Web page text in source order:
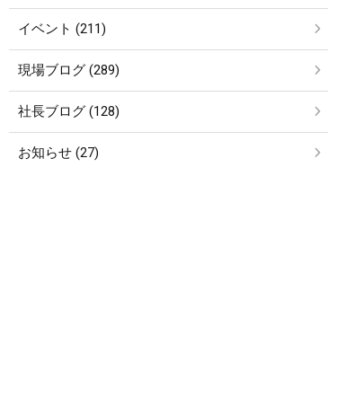
イベント (211)
現場ブログ (289)
社長ブログ (128)
お知らせ (27)